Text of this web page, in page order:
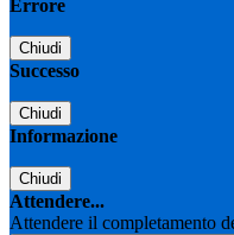
Errore
Chiudi
Successo
Chiudi
Informazione
Chiudi
Attendere...
Attendere il completamento